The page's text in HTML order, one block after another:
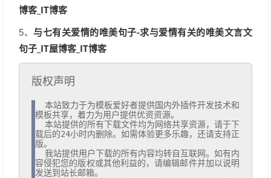
博客_IT博客
5、与七有关爱情的唯美句子-求与爱情有关的唯美文言文
句子_IT屋博客_IT博客
版权声明
模板共享，着力为用户提供优资资源。
载后的24小时内删除。如需体验更多乐趣，还请支持正
版。
容侵犯您的版权或其他利益的，请编辑邮件并加以说明
发送到站长邮箱。